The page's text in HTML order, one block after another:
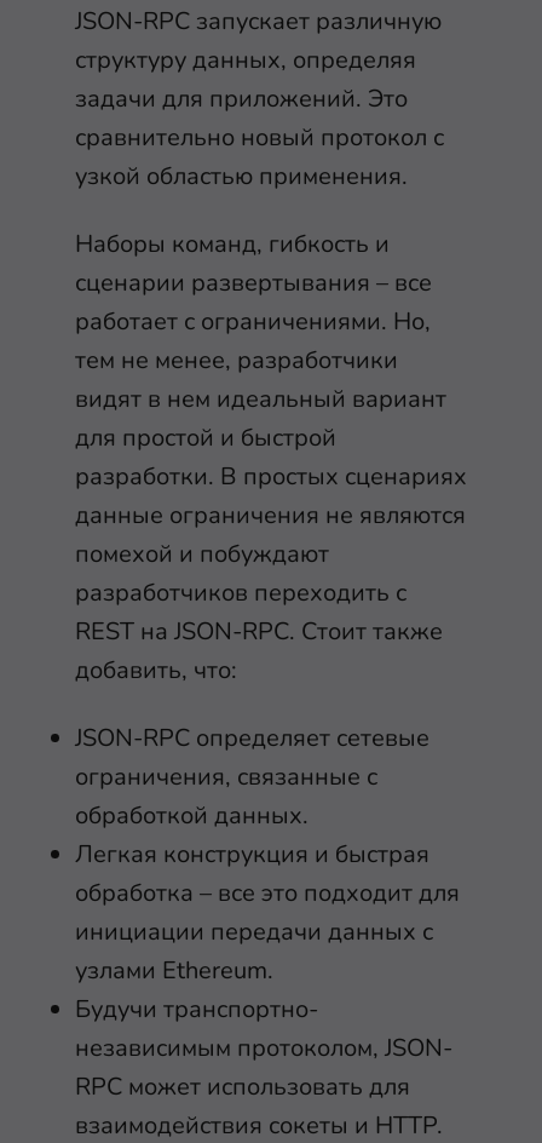
JSON-RPC запускает различную
структуру данных, определяя
задачи для приложений. Это
сравнительно новый протокол с
узкой областью применения.
Наборы команд, гибкость и
сценарии развертывания – все
работает с ограничениями. Но,
тем не менее, разработчики
видят в нем идеальный вариант
для простой и быстрой
разработки. В простых сценариях
данные ограничения не являются
помехой и побуждают
разработчиков переходить с
REST на JSON-RPC. Стоит также
добавить, что:
JSON-RPC определяет сетевые
ограничения, связанные с
обработкой данных.
Легкая конструкция и быстрая
обработка – все это подходит для
инициации передачи данных с
узлами Ethereum.
Будучи транспортно-
независимым протоколом, JSON-
RPC может использовать для
взаимодействия сокеты и HTTP.